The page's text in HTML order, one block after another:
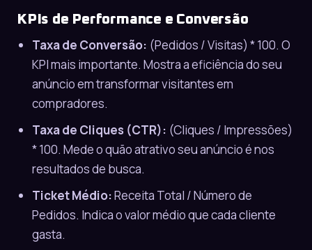
KPIs de Performance e Conversão
Taxa de Conversão: (Pedidos / Visitas) * 100. O
KPI mais importante. Mostra a eficiência do seu
anúncio em transformar visitantes em
compradores.
Taxa de Cliques (CTR): (Cliques / Impressões)
* 100. Mede o quão atrativo seu anúncio é nos
resultados de busca.
Ticket Médio:Receita Total / Número de
Pedidos. Indica o valor médio que cada cliente
gasta.